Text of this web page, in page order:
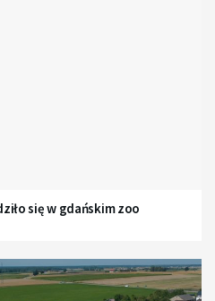
się w gdańskim zoo